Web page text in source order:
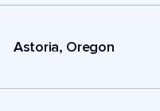
Astoria, Oregon